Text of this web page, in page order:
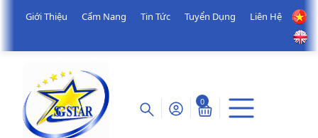
Giới Thiệu Cẩm Nang Tin Tức Tuyển Dụng Liên Hệ
0